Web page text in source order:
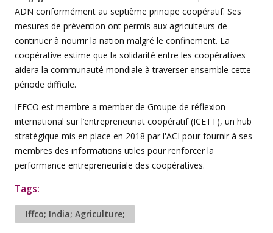
ADN conformément au septième principe coopératif. Ses
mesures de prévention ont permis aux agriculteurs de
continuer à nourrir la nation malgré le confinement. La
coopérative estime que la solidarité entre les coopératives
aidera la communauté mondiale à traverser ensemble cette
période difficile.
IFFCO est membre a member de Groupe de réflexion
international sur l’entrepreneuriat coopératif (ICETT), un hub
stratégique mis en place en 2018 par l'ACI pour fournir à ses
membres des informations utiles pour renforcer la
performance entrepreneuriale des coopératives.
Tags:
Iffco; India; Agriculture;